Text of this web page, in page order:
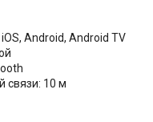
Android, Android TV
связи: 10 м